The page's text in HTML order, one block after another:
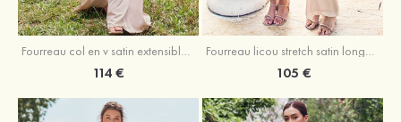
Fourreau col en v satin extensible ras du sol robe de demoiselle d'honneur
114 €
Fourreau licou stretch satin longueur cheville robe de demoiselle d'honneur
105 €